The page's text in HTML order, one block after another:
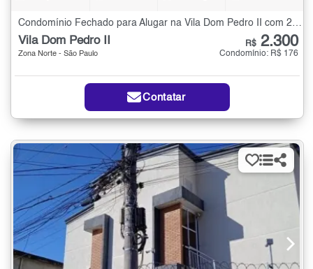
Condomínio Fechado para Alugar na Vila Dom Pedro II com 2 quartos - 49 m²
Vila Dom Pedro II
Zona Norte - São Paulo
R$ 2.300
Condomínio: R$ 176
Contatar